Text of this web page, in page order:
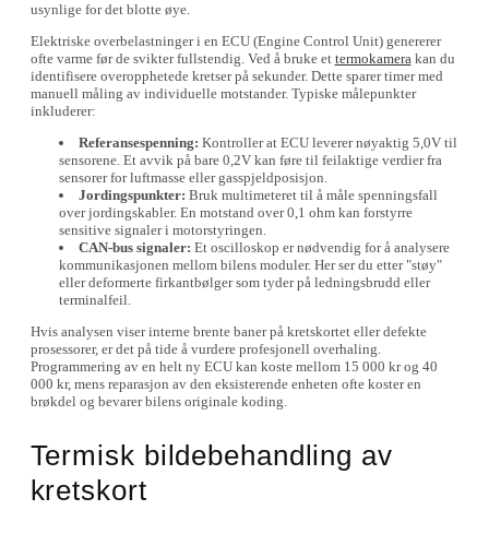
usynlige for det blotte øye.
Elektriske overbelastninger i en ECU (Engine Control Unit) genererer
ofte varme før de svikter fullstendig. Ved å bruke et termokamera kan du
identifisere overopphetede kretser på sekunder. Dette sparer timer med
manuell måling av individuelle motstander. Typiske målepunkter
inkluderer:
Referansespenning: Kontroller at ECU leverer nøyaktig 5,0V til
sensorene. Et avvik på bare 0,2V kan føre til feilaktige verdier fra
sensorer for luftmasse eller gasspjeldposisjon.
Jordingspunkter: Bruk multimeteret til å måle spenningsfall
over jordingskabler. En motstand over 0,1 ohm kan forstyrre
sensitive signaler i motorstyringen.
CAN-bus signaler: Et oscilloskop er nødvendig for å analysere
kommunikasjonen mellom bilens moduler. Her ser du etter "støy"
eller deformerte firkantbølger som tyder på ledningsbrudd eller
terminalfeil.
Hvis analysen viser interne brente baner på kretskortet eller defekte
prosessorer, er det på tide å vurdere profesjonell overhaling.
Programmering av en helt ny ECU kan koste mellom 15 000 kr og 40
000 kr, mens reparasjon av den eksisterende enheten ofte koster en
brøkdel og bevarer bilens originale koding.
Termisk bildebehandling av
kretskort